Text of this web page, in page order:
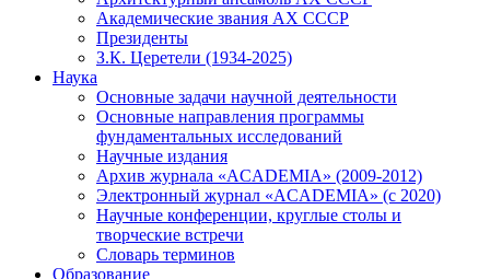
Академические звания АХ СССР
Президенты
З.К. Церетели (1934-2025)
Наука
Основные задачи научной деятельности
Основные направления программы
фундаментальных исследований
Научные издания
Архив журнала «ACADEMIA» (2009-2012)
Электронный журнал «ACADEMIA» (с 2020)
Научные конференции, круглые столы и
творческие встречи
Словарь терминов
Образование